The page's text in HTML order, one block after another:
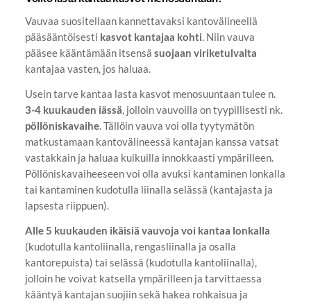
Vauvaa suositellaan kannettavaksi kantovälineellä
pääsääntöisesti kasvot kantajaa kohti. Niin vauva
pääsee kääntämään itsensä suojaan viriketulvalta
kantajaa vasten, jos haluaa.
Usein tarve kantaa lasta kasvot menosuuntaan tulee n.
3-4 kuukauden iässä, jolloin vauvoilla on tyypillisesti nk.
pöllöniskavaihe. Tällöin vauva voi olla tyytymätön
matkustamaan kantovälineessä kantajan kanssa vatsat
vastakkain ja haluaa kuikuilla innokkaasti ympärilleen.
Pöllöniskavaiheeseen voi olla avuksi kantaminen lonkalla
tai kantaminen kudotulla liinalla selässä (kantajasta ja
lapsesta riippuen).
Alle 5 kuukauden ikäisiä vauvoja voi kantaa lonkalla
(kudotulla kantoliinalla, rengasliinalla ja osalla
kantorepuista) tai selässä (kudotulla kantoliinalla),
jolloin he voivat katsella ympärilleen ja tarvittaessa
kääntyä kantajan suojiin sekä hakea rohkaisua ja